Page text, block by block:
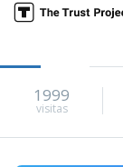
1999
visitas